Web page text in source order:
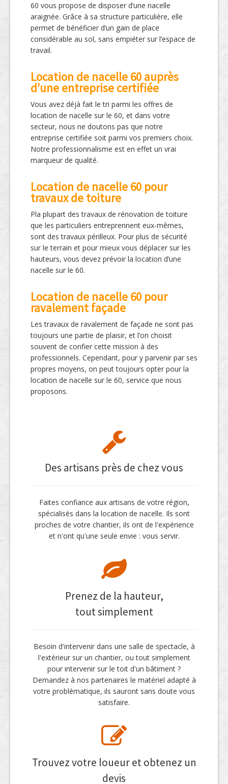
60 vous propose de disposer d’une nacelle
araignée. Grâce à sa structure particulière, elle
permet de bénéficier d’un gain de place
considérable au sol, sans empiéter sur l’espace de
travail.
Location de nacelle 60 auprès
d’une entreprise certifiée
Vous avez déjà fait le tri parmi les offres de
location de nacelle sur le 60, et dans votre
secteur, nous ne doutons pas que notre
entreprise certifiée soit parmi vos premiers choix.
Notre professionnalisme est en effet un vrai
marqueur de qualité.
Location de nacelle 60 pour
travaux de toiture
Pla plupart des travaux de rénovation de toiture
que les particuliers entreprennent eux-mêmes,
sont des travaux périlleux. Pour plus de sécurité
sur le terrain et pour mieux vous déplacer sur les
hauteurs, vous devez prévoir la location d’une
nacelle sur le 60.
Location de nacelle 60 pour
ravalement façade
Les travaux de ravalement de façade ne sont pas
toujours une partie de plaisir, et l’on choisit
souvent de confier cette mission à des
professionnels. Cependant, pour y parvenir par ses
propres moyens, on peut toujours opter pour la
location de nacelle sur le 60, service que nous
proposons.
Des artisans près de chez vous
Faites confiance aux artisans de votre région,
spécialisés dans la location de nacelle. Ils sont
proches de votre chantier, ils ont de l'expérience
et n'ont qu'une seule envie : vous servir.
Prenez de la hauteur,
tout simplement
Besoin d'intervenir dans une salle de spectacle, à
l'extérieur sur un chantier, ou tout simplement
pour intervenir sur le toit d'un bâtiment ?
Demandez à nos partenaires le matériel adapté à
votre problématique, ils sauront sans doute vous
satisfaire.
Trouvez votre loueur et obtenez un
devis